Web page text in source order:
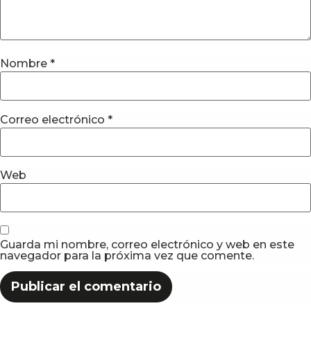
Nombre *
Correo electrónico *
Web
Guarda mi nombre, correo electrónico y web en este
navegador para la próxima vez que comente.